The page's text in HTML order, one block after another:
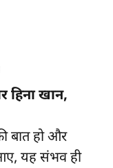
हिना खान,
बात हो और
यह संभव ही